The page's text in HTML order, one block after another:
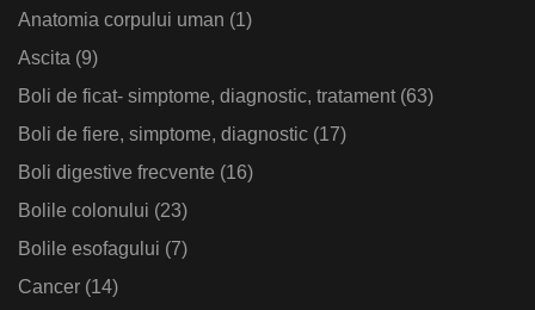
Anatomia corpului uman (1)
Ascita (9)
Boli de ficat- simptome, diagnostic, tratament(63)
Boli de fiere, simptome, diagnostic (17)
Boli digestive frecvente (16)
Bolile colonului (23)
Bolile esofagului (7)
Cancer (14)